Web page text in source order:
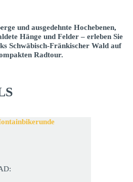
und ausgedehnte Hochebenen,
Hänge und Felder – erleben Sie
Schwäbisch-Fränkischer Wald auf
Radtour.